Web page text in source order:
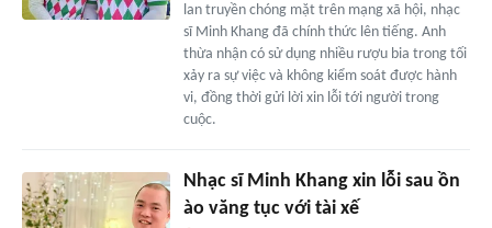
lan truyền chóng mặt trên mạng xã hội, nhạc
sĩ Minh Khang đã chính thức lên tiếng. Anh
thừa nhận có sử dụng nhiều rượu bia trong tối
xảy ra sự việc và không kiểm soát được hành
vi, đồng thời gửi lời xin lỗi tới người trong
cuộc.
Nhạc sĩ Minh Khang xin lỗi sau ồn
ào văng tục với tài xế